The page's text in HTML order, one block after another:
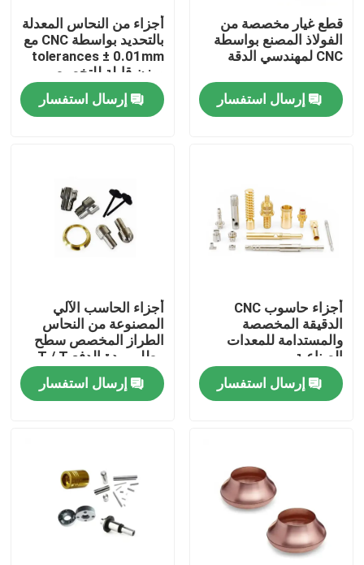
المنزل
عنّا
جولة في المصنع
مراقبة الجودة
اتصل بنا
قطع غيار الآلات باستخدام الحاسب الآلي
أجزاء الطحن باستخدام الحاسب الآلي
قطع غيار مخصصة من
الفولاذ المصنع بواسطة
CNC لمهندسي الدقة
إرسال استفسار
أجزاء من النحاس المعدلة
بالتحديد بواسطة CNC مع
tolerances ± 0.01mm
ووزن قابلة للتخصيص
إرسال استفسار
أجزاء حاسوب CNC
الدقيقة المخصصة
والمستدامة للمعدات
الصناعية
إرسال استفسار
أجزاء الحاسب الآلي
المصنوعة من النحاس
الطراز المخصص سطح
مطلي مدة الدفع T / T
PayPal Western Union
إرسال استفسار